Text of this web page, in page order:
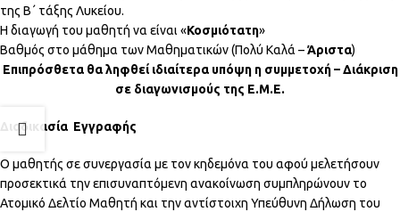
της Β΄ τάξης Λυκείου.
Η διαγωγή του μαθητή να είναι «Κοσμιότατη»
Βαθμός στο μάθημα των Μαθηματικών (Πολύ Καλά –Άριστα)
Επιπρόσθετα θα ληφθεί ιδιαίτερα υπόψη η συμμετοχή – Διάκριση
σε διαγωνισμούς της Ε.Μ.Ε.
Διαδικασία Εγγραφής
Ο μαθητής σε συνεργασία με τον κηδεμόνα του αφού μελετήσουν
προσεκτικά την επισυναπτόμενη ανακοίνωση συμπληρώνουν το
Ατομικό Δελτίο Μαθητή και την αντίστοιχη Υπεύθυνη Δήλωση του